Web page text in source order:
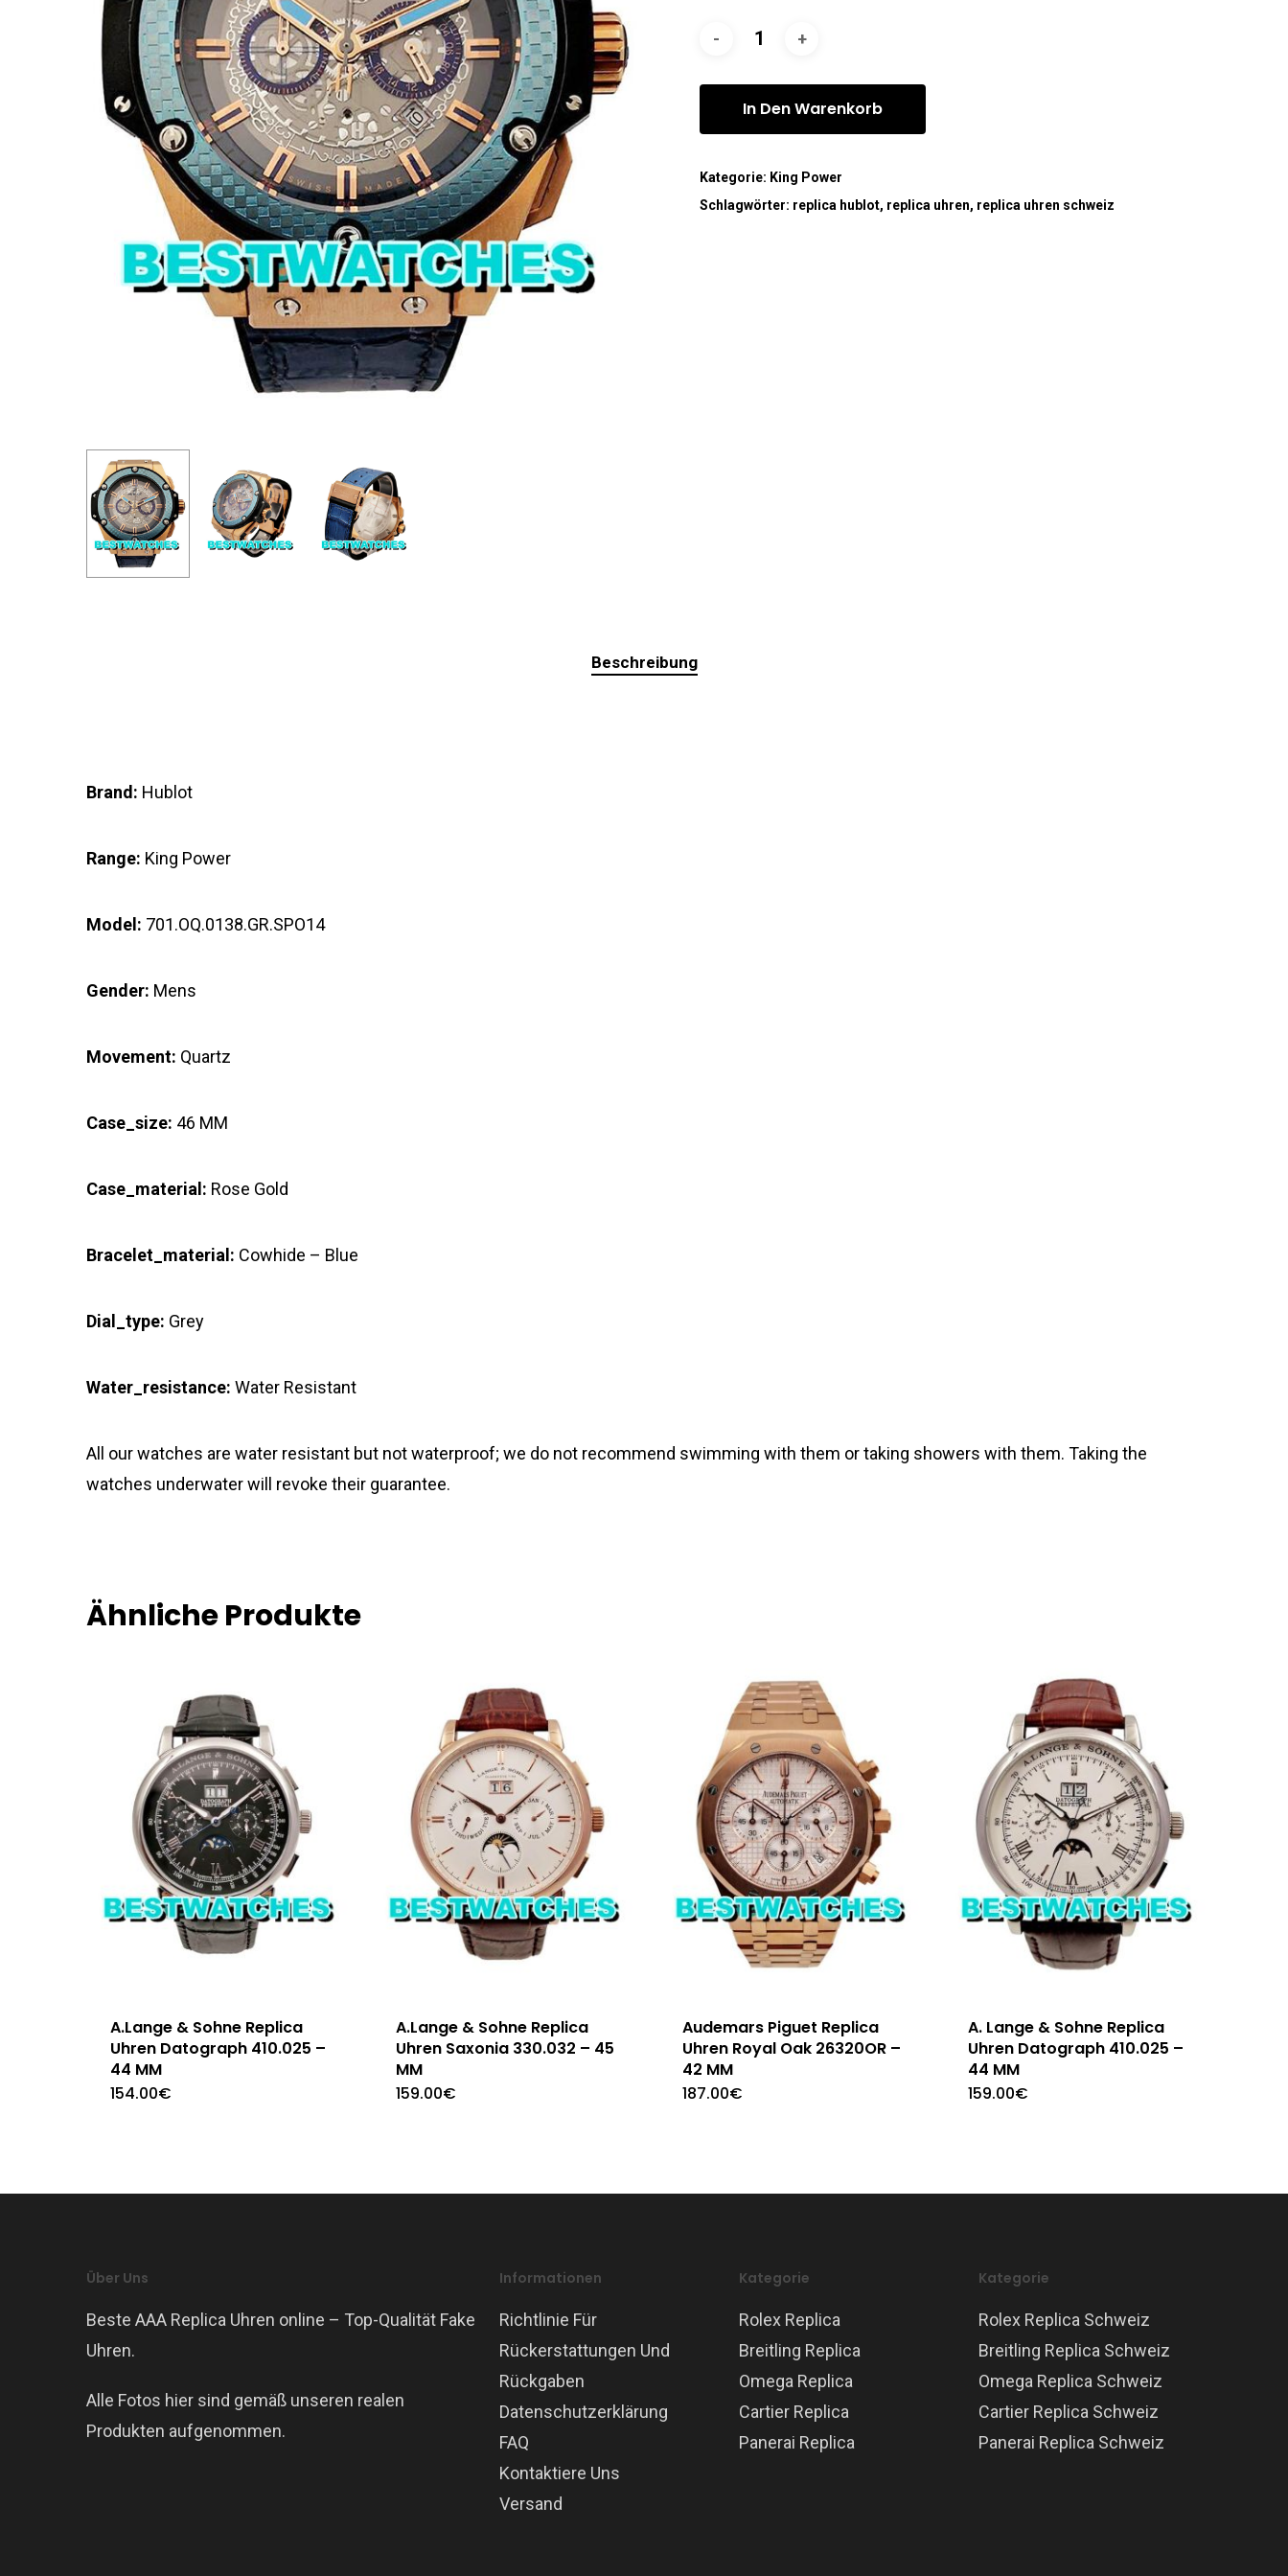
In Den Warenkorb
Kategorie: King Power
Schlagwörter: replica hublot, replica uhren, replica uhren schweiz
Beschreibung
Brand: Hublot
Range: King Power
Model: 701.OQ.0138.GR.SPO14
Gender: Mens
Movement: Quartz
Case_size: 46 MM
Case_material: Rose Gold
Bracelet_material: Cowhide – Blue
Dial_type: Grey
Water_resistance: Water Resistant
All our watches are water resistant but not waterproof; we do not recommend swimming with them or taking showers with them. Taking the
watches underwater will revoke their guarantee.
Ähnliche Produkte
A.Lange & Sohne Replica
Uhren Datograph 410.025 –
44 MM
154.00€
A.Lange & Sohne Replica
Uhren Saxonia 330.032 – 45
MM
159.00€
Audemars Piguet Replica
Uhren Royal Oak 26320OR –
42 MM
187.00€
A. Lange & Sohne Replica
Uhren Datograph 410.025 –
44 MM
159.00€
Über Uns
Beste AAA Replica Uhren online – Top-Qualität Fake
Uhren.
Alle Fotos hier sind gemäß unseren realen
Produkten aufgenommen.
Informationen
Richtlinie Für
Rückerstattungen Und
Rückgaben
Datenschutzerklärung
FAQ
Kontaktiere Uns
Versand
Kategorie
Rolex Replica
Breitling Replica
Omega Replica
Cartier Replica
Panerai Replica
Kategorie
Rolex Replica Schweiz
Breitling Replica Schweiz
Omega Replica Schweiz
Cartier Replica Schweiz
Panerai Replica Schweiz